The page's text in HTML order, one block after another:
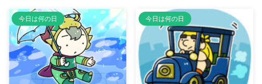
今日は何の日 今日は何の日